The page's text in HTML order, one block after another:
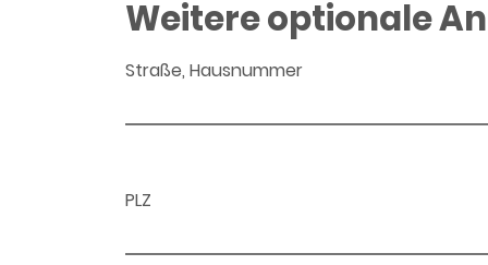
Weitere optionale
Straße, Hausnummer
PLZ